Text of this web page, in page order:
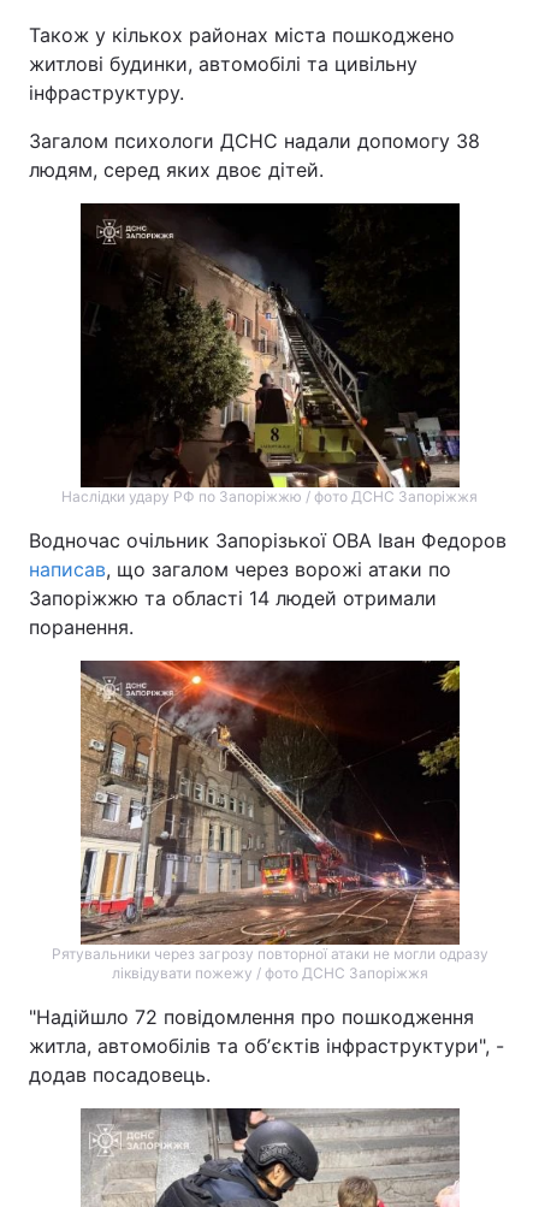
Також у кількох районах міста пошкоджено
житлові будинки, автомобілі та цивільну
інфраструктуру.
Загалом психологи ДСНС надали допомогу 38
людям, серед яких двоє дітей.
Наслідки удару РФ по Запоріжжю / фото ДСНС Запоріжжя
Водночас очільник Запорізької ОВА Іван Федоров
написав, що загалом через ворожі атаки по
Запоріжжю та області 14 людей отримали
поранення.
Рятувальники через загрозу повторної атаки не могли одразу
ліквідувати пожежу / фото ДСНС Запоріжжя
"Надійшло 72 повідомлення про пошкодження
житла, автомобілів та обʼєктів інфраструктури", -
додав посадовець.